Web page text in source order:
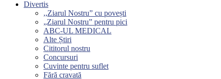
Divertis
,,Ziarul Nostru” cu povești
„Ziarul Nostru” pentru pici
ABC-UL MEDICAL
Alte Știri
Cititorul nostru
Concursuri
Cuvinte pentru suflet
Fără cravată